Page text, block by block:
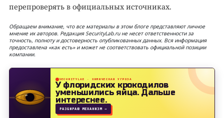
перепроверять в официальных источниках.
Обращаем внимание, что все материалы в этом блоге представляют личное
мнение их авторов. Редакция SecurityLab.ru не несет ответственности за
точность, полноту и достоверность опубликованных данных. Вся информация
предоставлена «как есть» и может не соответствовать официальной позиции
компании.
SECURITYLAB · ХИМИЧЕСКАЯ УГРОЗА
У флоридских крокодилов
уменьшились яйца.Дальше
интереснее.
РАЗБИРАЮ МЕХАНИЗМ →